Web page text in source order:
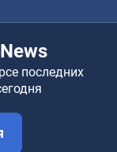
последних